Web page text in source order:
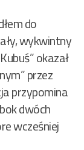
do
wykwintny
okazał
przez
przypomina
dwóch
wcześniej